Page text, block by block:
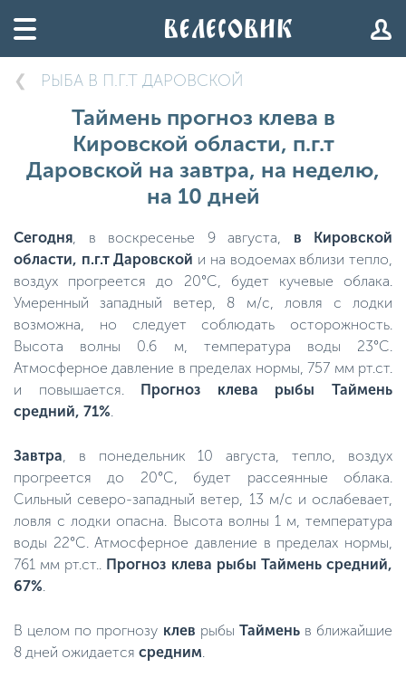
РЫБА В П.Г.Т ДАРОВСКОЙ
Таймень прогноз клева в
Кировской области, п.г.т
Даровской на завтра, на неделю,
на 10 дней
Сегодня, в воскресенье 9 августа, в Кировской
области, п.г.т Даровской и на водоемах вблизи тепло,
воздух прогреется до 20°C, будет кучевые облака.
Умеренный западный ветер, 8 м/с, ловля с лодки
возможна, но следует соблюдать осторожность.
Высота волны 0.6 м, температура воды 23°C.
Атмосферное давление в пределах нормы, 757 мм рт.ст.
и повышается. Прогноз клева рыбы Таймень
средний, 71%.
Завтра, в понедельник 10 августа, тепло, воздух
прогреется до 20°C, будет рассеянные облака.
Сильный северо-западный ветер, 13 м/с и ослабевает,
ловля с лодки опасна. Высота волны 1 м, температура
воды 22°C. Атмосферное давление в пределах нормы,
761 мм рт.ст.. Прогноз клева рыбы Таймень средний,
67%.
В целом по прогнозу клев рыбы Тайменьв ближайшие
8 дней ожидается средним.